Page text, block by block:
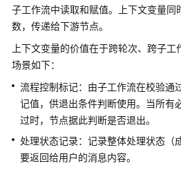
使
工
作
流
管
工
作
子工作流中读取和赋值。上下文变量同
数，传递给下游节点。
上下文变量的价值在于跨轮次、跨子
场景如下：
流程控制标记：由子工作流在校验通
记值，供退出条件判断使用。当所有
过时，节点据此判断是否退出。
处理状态记录：记录整体处理状态（
要返回给用户的消息内容。